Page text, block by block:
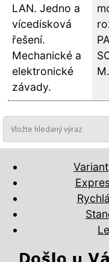
LAN. Jedno a
vícedisková
řešení.
Mechanické a
elektronické
závady.